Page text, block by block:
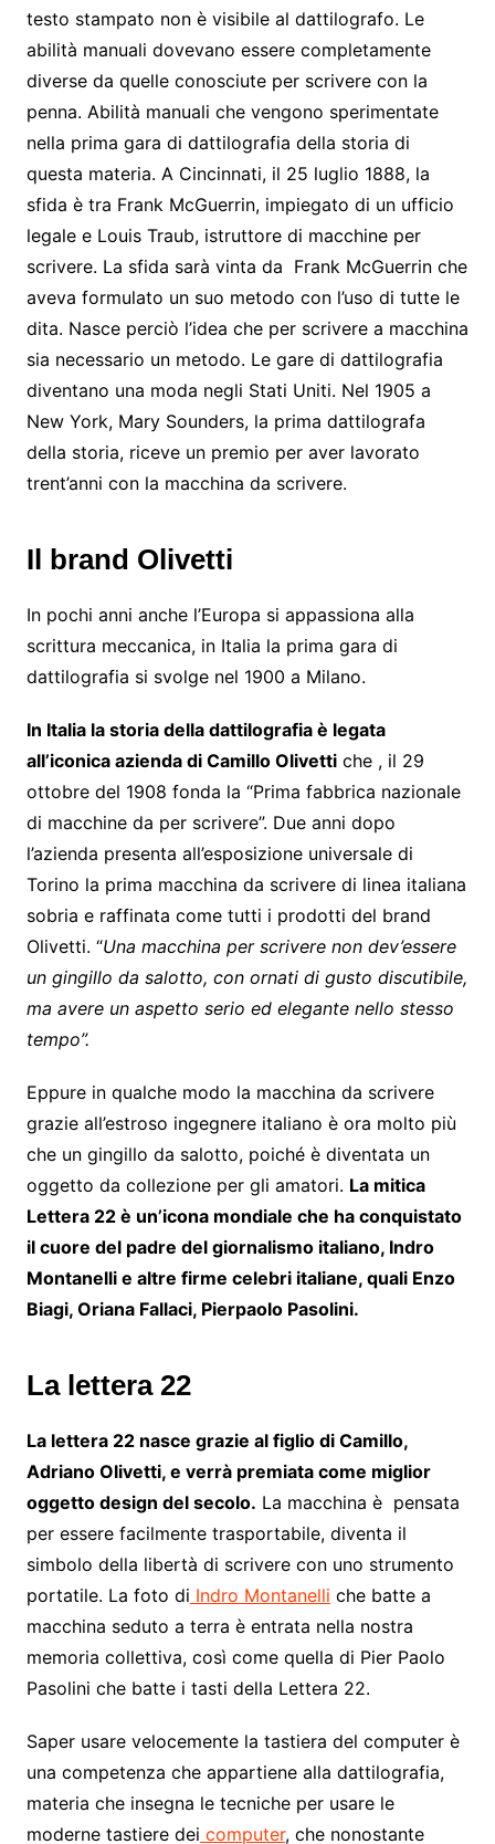
testo stampato non è visibile al dattilografo. Le
abilità manuali dovevano essere completamente
diverse da quelle conosciute per scrivere con la
penna. Abilità manuali che vengono sperimentate
nella prima gara di dattilografia della storia di
questa materia. A Cincinnati, il 25 luglio 1888, la
sfida è tra Frank McGuerrin, impiegato di un ufficio
legale e Louis Traub, istruttore di macchine per
scrivere. La sfida sarà vinta da Frank McGuerrin che
aveva formulato un suo metodo con l’uso di tutte le
dita. Nasce perciò l’idea che per scrivere a macchina
sia necessario un metodo. Le gare di dattilografia
diventano una moda negli Stati Uniti. Nel 1905 a
New York, Mary Sounders, la prima dattilografa
della storia, riceve un premio per aver lavorato
trent’anni con la macchina da scrivere.
Il brand Olivetti
In pochi anni anche l’Europa si appassiona alla
scrittura meccanica, in Italia la prima gara di
dattilografia si svolge nel 1900 a Milano.
In Italia la storia della dattilografia è legata
all’iconica azienda di Camillo Olivettiche , il 29
ottobre del 1908 fonda la “Prima fabbrica nazionale
di macchine da per scrivere”. Due anni dopo
l’azienda presenta all’esposizione universale di
Torino la prima macchina da scrivere di linea italiana
sobria e raffinata come tutti i prodotti del brand
Olivetti. “Una macchina per scrivere non dev’essere
un gingillo da salotto, con ornati di gusto discutibile,
ma avere un aspetto serio ed elegante nello stesso
tempo”.
Eppure in qualche modo la macchina da scrivere
grazie all’estroso ingegnere italiano è ora molto più
che un gingillo da salotto, poiché è diventata un
oggetto da collezione per gli amatori. La mitica
Lettera 22 è un’icona mondiale che ha conquistato
il cuore del padre del giornalismo italiano, Indro
Montanelli e altre firme celebri italiane, quali Enzo
Biagi, Oriana Fallaci, Pierpaolo Pasolini.
La lettera 22
La lettera 22 nasce grazie al figlio di Camillo,
Adriano Olivetti, e verrà premiata come miglior
oggetto design del secolo. La macchina è pensata
per essere facilmente trasportabile, diventa il
simbolo della libertà di scrivere con uno strumento
portatile. La foto di Indro Montanelli che batte a
macchina seduto a terra è entrata nella nostra
memoria collettiva, così come quella di Pier Paolo
Pasolini che batte i tasti della Lettera 22.
Saper usare velocemente la tastiera del computer è
una competenza che appartiene alla dattilografia,
materia che insegna le tecniche per usare le
moderne tastiere dei computer, che nonostante